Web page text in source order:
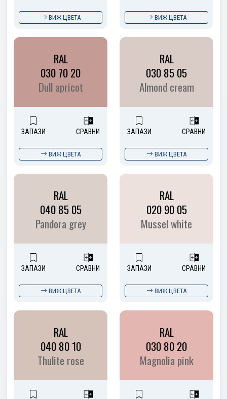
ВИЖ ЦВЕТА ВИЖ ЦВЕТА
RAL
030 70 20
Dull apricot
ЗАПАЗИ СРАВНИ
ВИЖ ЦВЕТА
RAL
030 85 05
Almond cream
ЗАПАЗИ СРАВНИ
ВИЖ ЦВЕТА
RAL
040 85 05
Pandora grey
ЗАПАЗИ СРАВНИ
ВИЖ ЦВЕТА
RAL
020 90 05
Mussel white
ЗАПАЗИ СРАВНИ
ВИЖ ЦВЕТА
RAL
040 80 10
Thulite rose
RAL
030 80 20
Magnolia pink